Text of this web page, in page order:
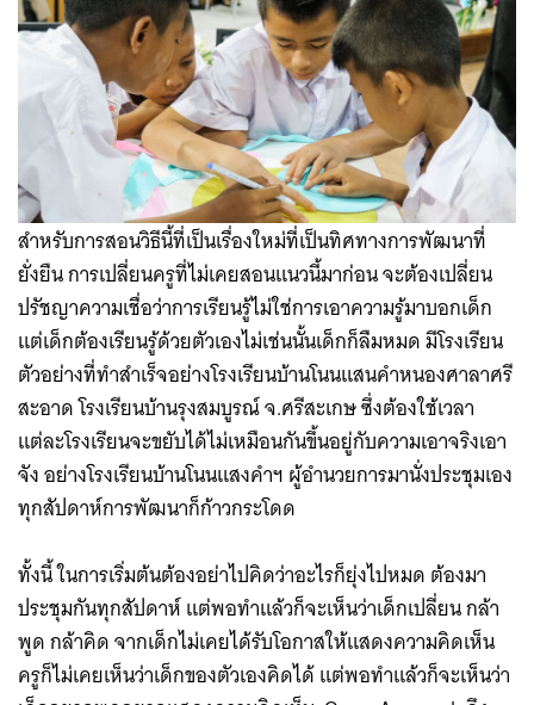
สำหรับการสอนวิธีนี้ที่เป็นเรื่องใหม่ที่เป็นทิศทางการพัฒนาที่
ยั่งยืน การเปลี่ยนครูที่ไม่เคยสอนแนวนี้มาก่อน จะต้องเปลี่ยน
ปรัชญาความเชื่อว่าการเรียนรู้ไม่ใช่การเอาความรู้มาบอกเด็ก
แต่เด็กต้องเรียนรู้ด้วยตัวเองไม่เช่นนั้นเด็กก็ลืมหมด มีโรงเรียน
ตัวอย่างที่ทำสำเร็จอย่างโรงเรียนบ้านโนนแสนคำหนองศาลาศรี
สะอาด โรงเรียนบ้านรุงสมบูรณ์ จ.ศรีสะเกษ ซึ่งต้องใช้เวลา
แต่ละโรงเรียนจะขยับได้ไม่เหมือนกันขึ้นอยู่กับความเอาจริงเอา
จัง อย่างโรงเรียนบ้านโนนแสงคำฯ ผู้อำนวยการมานั่งประชุมเอง
ทุกสัปดาห์การพัฒนาก็ก้าวกระโดด
ทั้งนี้ ในการเริ่มต้นต้องอย่าไปคิดว่าอะไรก็ยุ่งไปหมด ต้องมา
ประชุมกันทุกสัปดาห์ แต่พอทำแล้วก็จะเห็นว่าเด็กเปลี่ยน กล้า
พูด กล้าคิด จากเด็กไม่เคยได้รับโอกาสให้แสดงความคิดเห็น
ครูก็ไม่เคยเห็นว่าเด็กของตัวเองคิดได้ แต่พอทำแล้วก็จะเห็นว่า